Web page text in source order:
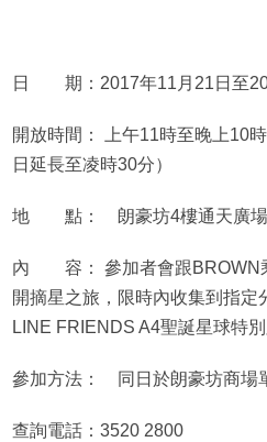
日 期：2017年11月21日至
開放時間： 上午11時至晚上10
日延長至凌時30分）
地 點： 朗豪坊4樓通天廣場
內 容： 參加者會跟BROWN
開摘星之旅，限時內收集到指定
LINE FRIENDS A4聖誕星球特
參加方法： 同日於朗豪坊商場
查詢電話：3520 2800